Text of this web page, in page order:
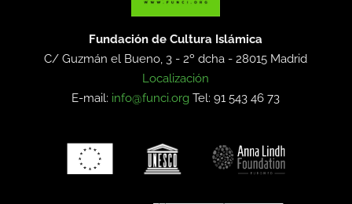
Fundación de Cultura Islámica
C/ Guzmán el Bueno, 3 - 2º dcha -28015 Madrid
Localización
E-mail: info@funci.org Tel: 91 543 46 73